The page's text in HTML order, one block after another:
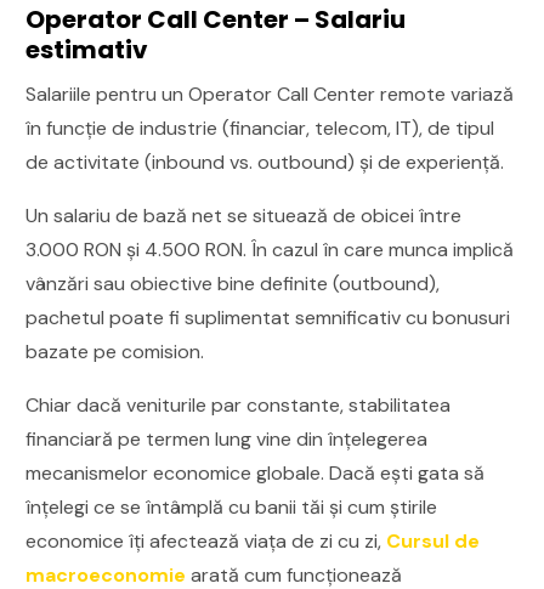
Operator Call Center – Salariu
estimativ
Salariile pentru un Operator Call Center remote variază
în funcție de industrie (financiar, telecom, IT), de tipul
de activitate (inbound vs. outbound) și de experiență.
Un salariu de bază net se situează de obicei între
3.000 RON și 4.500 RON. În cazul în care munca implică
vânzări sau obiective bine definite (outbound),
pachetul poate fi suplimentat semnificativ cu bonusuri
bazate pe comision.
Chiar dacă veniturile par constante, stabilitatea
financiară pe termen lung vine din înțelegerea
mecanismelor economice globale. Dacă ești gata să
înțelegi ce se întâmplă cu banii tăi și cum știrile
economice îți afectează viața de zi cu zi, Cursul de
macroeconomie arată cum funcționează